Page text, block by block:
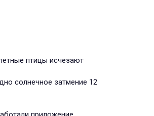
птицы исчезают
солнечное затмение 12